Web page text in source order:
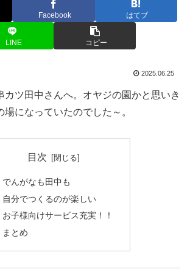
Facebook はてブ
LINE コピー
2025.06.25
カツ田中さんへ。オヤジの園かと思いき
になっていたのでした～。
目次
でんがなも田中も
自分でつくるのが楽しい
お子様向けサービス充実！！
まとめ